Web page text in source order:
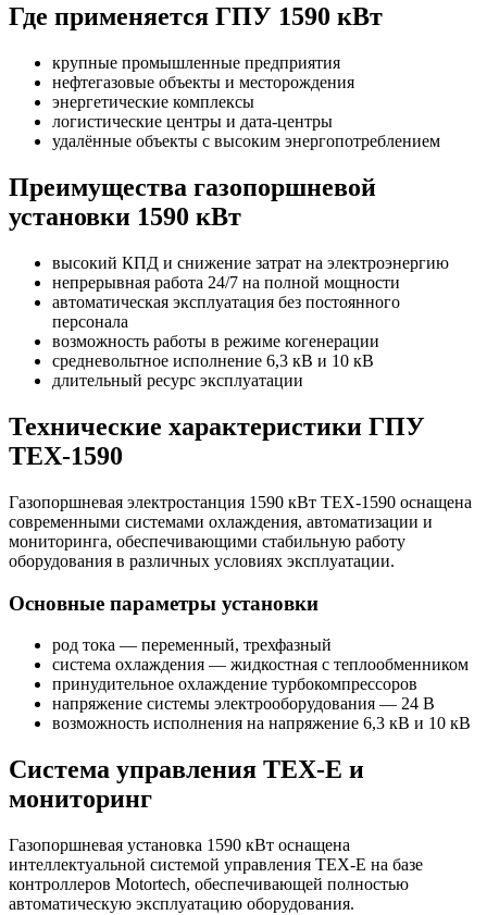
Где применяется ГПУ 1590 кВт
крупные промышленные предприятия
нефтегазовые объекты и месторождения
энергетические комплексы
логистические центры и дата-центры
удалённые объекты с высоким энергопотреблением
Преимущества газопоршневой
установки 1590 кВт
высокий КПД и снижение затрат на электроэнергию
непрерывная работа 24/7 на полной мощности
автоматическая эксплуатация без постоянного
персонала
возможность работы в режиме когенерации
средневольтное исполнение 6,3 кВ и 10 кВ
длительный ресурс эксплуатации
Технические характеристики ГПУ
TEX-1590
Газопоршневая электростанция 1590 кВт TEX-1590 оснащена
современными системами охлаждения, автоматизации и
мониторинга, обеспечивающими стабильную работу
оборудования в различных условиях эксплуатации.
Основные параметры установки
род тока — переменный, трехфазный
система охлаждения — жидкостная с теплообменником
принудительное охлаждение турбокомпрессоров
напряжение системы электрооборудования — 24 В
возможность исполнения на напряжение 6,3 кВ и 10 кВ
Система управления TEX-E и
мониторинг
Газопоршневая установка 1590 кВт оснащена
интеллектуальной системой управления TEX-E на базе
контроллеров Motortech, обеспечивающей полностью
автоматическую эксплуатацию оборудования.